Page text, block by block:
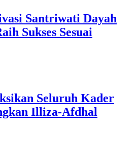
Santriwati Dayah
Sukses Sesuai
Seluruh Kader
Illiza-Afdhal